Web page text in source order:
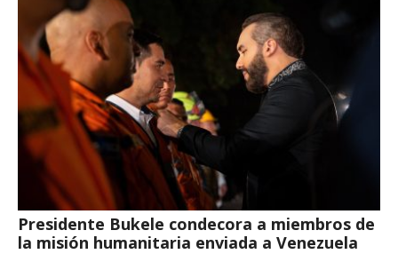
Presidente Bukele condecora a miembros de
la misión humanitaria enviada a Venezuela